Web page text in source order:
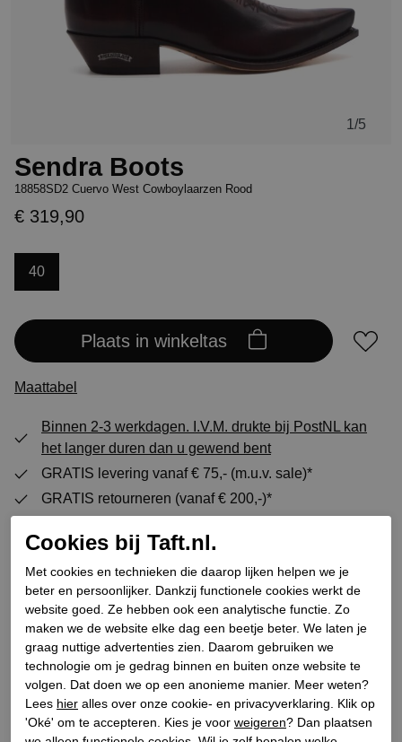
1 /5
Sendra Boots
18858SD2 Cuervo West Cowboylaarzen Rood
€ 319,90
40
Plaats in winkeltas
Maattabel
Binnen 2-3 werkdagen. I.V.M. drukte bij PostNL kan
het langer duren dan u gewend bent
GRATIS levering vanaf € 75,- (m.u.v. sale)*
GRATIS retourneren (vanaf € 200,-)*
Specificaties
Merk
Sendra Boots
Leveranciercode
18858SD2 Cuervo West
Categorie
Cowboylaarzen
Kleur
Rood
Cookies bij Taft.nl.
Met cookies en technieken die daarop lijken helpen we je
beter en persoonlijker. Dankzij functionele cookies werkt de
website goed. Ze hebben ook een analytische functie. Zo
maken we de website elke dag een beetje beter. We laten je
graag nuttige advertenties zien. Daarom gebruiken we
technologie om je gedrag binnen en buiten onze website te
volgen. Dat doen we op een anonieme manier. Meer weten?
Lees hier alles over onze cookie- en privacyverklaring. Klik op
'Oké' om te accepteren. Kies je voor weigeren? Dan plaatsen